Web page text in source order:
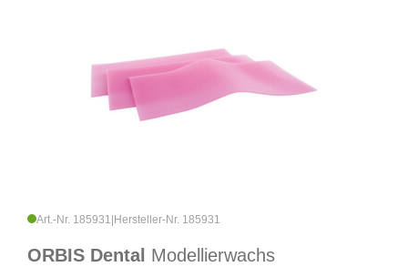
Art.-Nr. 185931 Hersteller-Nr. 185931
ORBIS Dental Modellierwachs